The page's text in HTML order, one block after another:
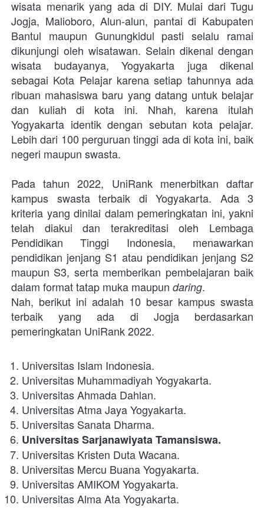
wisata menarik yang ada di DIY. Mulai dari Tugu
Jogja, Malioboro, Alun-alun, pantai di Kabupaten
Bantul maupun Gunungkidul pasti selalu ramai
dikunjungi oleh wisatawan. Selain dikenal dengan
wisata budayanya, Yogyakarta juga dikenal
sebagai Kota Pelajar karena setiap tahunnya ada
ribuan mahasiswa baru yang datang untuk belajar
dan kuliah di kota ini. Nhah, karena itulah
Yogyakarta identik dengan sebutan kota pelajar.
Lebih dari 100 perguruan tinggi ada di kota ini, baik
negeri maupun swasta.
Pada tahun 2022, UniRank menerbitkan daftar
kampus swasta terbaik di Yogyakarta. Ada 3
kriteria yang dinilai dalam pemeringkatan ini, yakni
telah diakui dan terakreditasi oleh Lembaga
Pendidikan Tinggi Indonesia, menawarkan
pendidikan jenjang S1 atau pendidikan jenjang S2
maupun S3, serta memberikan pembelajaran baik
dalam format tatap muka maupun daring.
Nah, berikut ini adalah 10 besar kampus swasta
terbaik yang ada di Jogja berdasarkan
pemeringkatan UniRank 2022.
Universitas Islam Indonesia.
Universitas Muhammadiyah Yogyakarta.
Universitas Ahmada Dahlan.
Universitas Atma Jaya Yogyakarta.
Universitas Sanata Dharma.
Universitas Sarjanawiyata Tamansiswa.
Universitas Kristen Duta Wacana.
Universitas Mercu Buana Yogyakarta.
Universitas AMIKOM Yogyakarta.
Universitas Alma Ata Yogyakarta.